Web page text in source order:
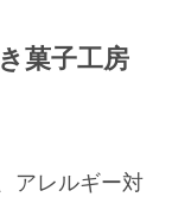
菓子工房
アレルギー対